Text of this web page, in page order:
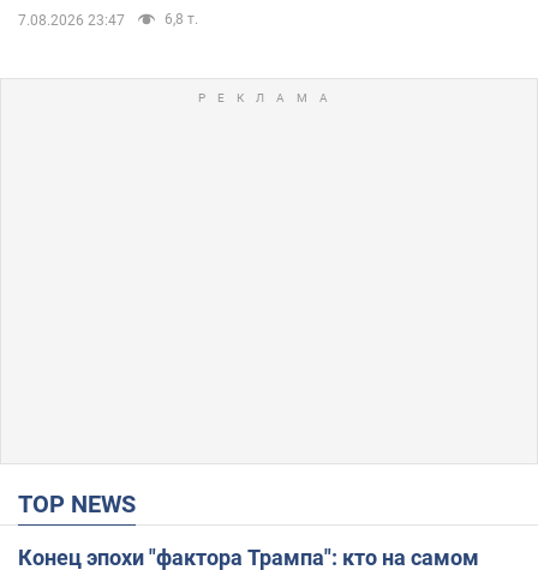
7.08.2026 23:47 6,8 т.
TOP NEWS
Конец эпохи "фактора Трампа": кто на самом